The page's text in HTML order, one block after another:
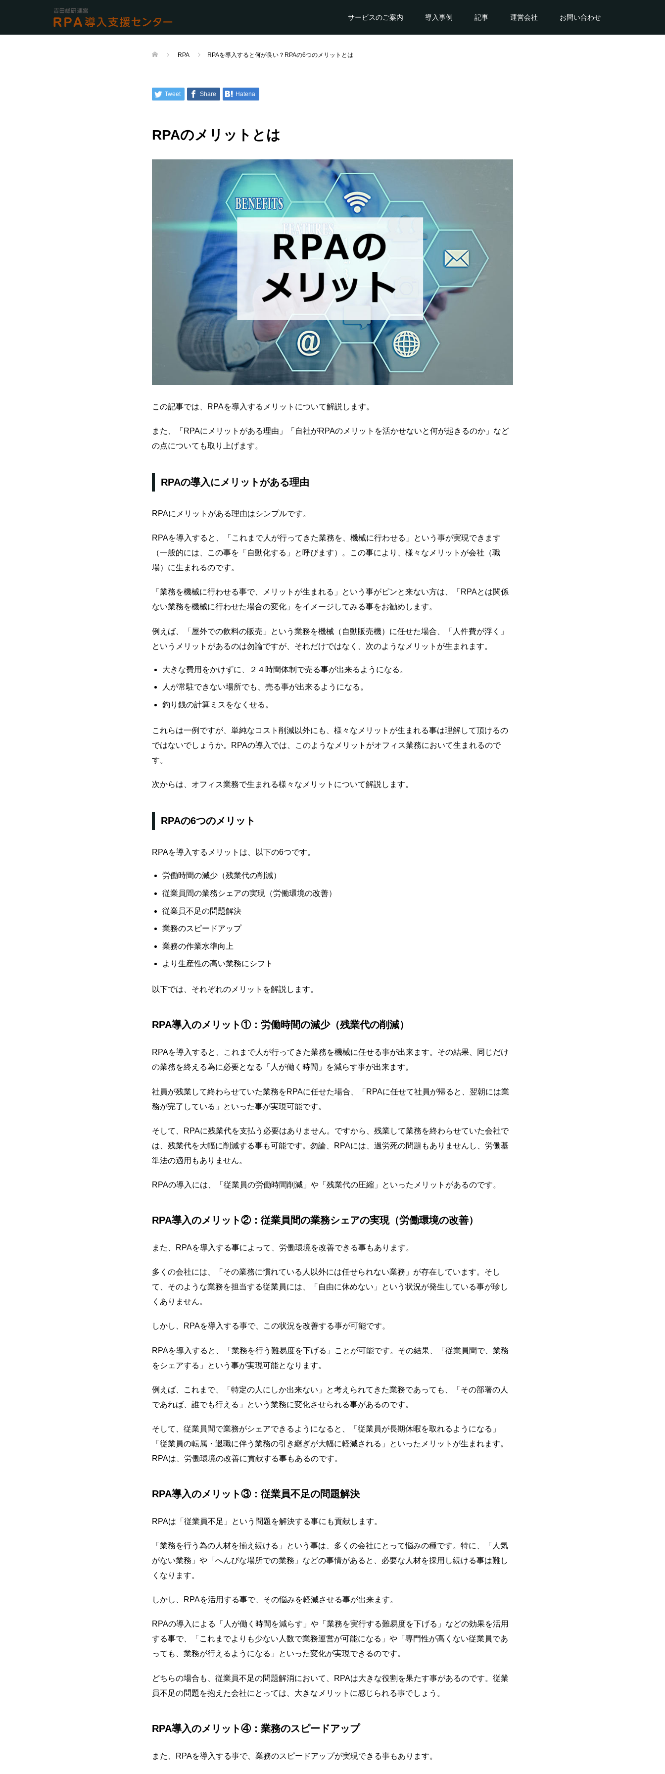
サービスのご案内 導入事例 記事 運営会社 お問い合わせ
RPA RPAを導入すると何が良い？RPAの6つのメリットとは
Tweet Share Hatena
RPAのメリットとは
この記事では、RPAを導入するメリットについて解説します。
また、「RPAにメリットがある理由」「自社がRPAのメリットを活かせないと何が起きるのか」など
の点についても取り上げます。
RPAの導入にメリットがある理由
RPAにメリットがある理由はシンプルです。
RPAを導入すると、「これまで人が行ってきた業務を、機械に行わせる」という事が実現できます
（一般的には、この事を「自動化する」と呼びます）。この事により、様々なメリットが会社（職
場）に生まれるのです。
「業務を機械に行わせる事で、メリットが生まれる」という事がピンと来ない方は、「RPAとは関係
ない業務を機械に行わせた場合の変化」をイメージしてみる事をお勧めします。
例えば、「屋外での飲料の販売」という業務を機械（自動販売機）に任せた場合、「人件費が浮く」
というメリットがあるのは勿論ですが、それだけではなく、次のようなメリットが生まれます。
大きな費用をかけずに、２４時間体制で売る事が出来るようになる。
人が常駐できない場所でも、売る事が出来るようになる。
釣り銭の計算ミスをなくせる。
これらは一例ですが、単純なコスト削減以外にも、様々なメリットが生まれる事は理解して頂けるの
ではないでしょうか。RPAの導入では、このようなメリットがオフィス業務において生まれるので
す。
次からは、オフィス業務で生まれる様々なメリットについて解説します。
RPAの6つのメリット
RPAを導入するメリットは、以下の6つです。
労働時間の減少（残業代の削減）
従業員間の業務シェアの実現（労働環境の改善）
従業員不足の問題解決
業務のスピードアップ
業務の作業水準向上
より生産性の高い業務にシフト
以下では、それぞれのメリットを解説します。
RPA導入のメリット①：労働時間の減少（残業代の削減）
RPAを導入すると、これまで人が行ってきた業務を機械に任せる事が出来ます。その結果、同じだけ
の業務を終える為に必要となる「人が働く時間」を減らす事が出来ます。
社員が残業して終わらせていた業務をRPAに任せた場合、「RPAに任せて社員が帰ると、翌朝には業
務が完了している」といった事が実現可能です。
そして、RPAに残業代を支払う必要はありません。ですから、残業して業務を終わらせていた会社で
は、残業代を大幅に削減する事も可能です。勿論、RPAには、過労死の問題もありませんし、労働基
準法の適用もありません。
RPAの導入には、「従業員の労働時間削減」や「残業代の圧縮」といったメリットがあるのです。
RPA導入のメリット②：従業員間の業務シェアの実現（労働環境の改善）
また、RPAを導入する事によって、労働環境を改善できる事もあります。
多くの会社には、「その業務に慣れている人以外には任せられない業務」が存在しています。そし
て、そのような業務を担当する従業員には、「自由に休めない」という状況が発生している事が珍し
くありません。
しかし、RPAを導入する事で、この状況を改善する事が可能です。
RPAを導入すると、「業務を行う難易度を下げる」ことが可能です。その結果、「従業員間で、業務
をシェアする」という事が実現可能となります。
例えば、これまで、「特定の人にしか出来ない」と考えられてきた業務であっても、「その部署の人
であれば、誰でも行える」という業務に変化させられる事があるのです。
そして、従業員間で業務がシェアできるようになると、「従業員が長期休暇を取れるようになる」
「従業員の転属・退職に伴う業務の引き継ぎが大幅に軽減される」といったメリットが生まれます。
RPAは、労働環境の改善に貢献する事もあるのです。
RPA導入のメリット③：従業員不足の問題解決
RPAは「従業員不足」という問題を解決する事にも貢献します。
「業務を行う為の人材を揃え続ける」という事は、多くの会社にとって悩みの種です。特に、「人気
がない業務」や「へんぴな場所での業務」などの事情があると、必要な人材を採用し続ける事は難し
くなります。
しかし、RPAを活用する事で、その悩みを軽減させる事が出来ます。
RPAの導入による「人が働く時間を減らす」や「業務を実行する難易度を下げる」などの効果を活用
する事で、「これまでよりも少ない人数で業務運営が可能になる」や「専門性が高くない従業員であ
っても、業務が行えるようになる」といった変化が実現できるのです。
どちらの場合も、従業員不足の問題解消において、RPAは大きな役割を果たす事があるのです。従業
員不足の問題を抱えた会社にとっては、大きなメリットに感じられる事でしょう。
RPA導入のメリット④：業務のスピードアップ
また、RPAを導入する事で、業務のスピードアップが実現できる事もあります。